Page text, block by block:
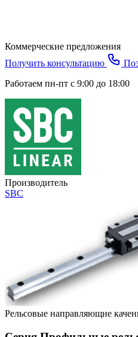
Коммерческие предложения
Получить консультацию
Работаем пн-пт с 9:00 до 18:00
Производитель
SBC
Рельсовые направляющие